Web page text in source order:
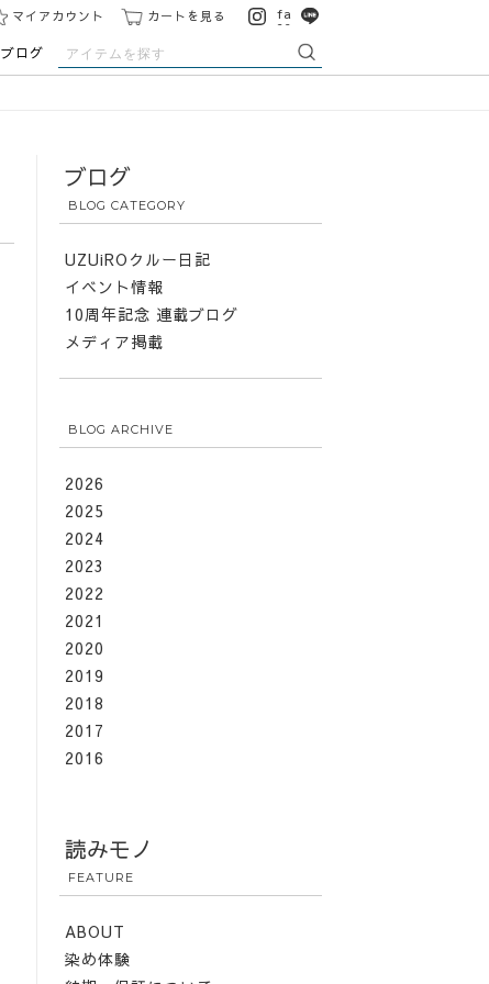
マイアカウント カートを見る
ブログ
ブログ
BLOG CATEGORY
UZUiROクルー日記
イベント情報
10周年記念 連載ブログ
メディア掲載
BLOG ARCHIVE
2026
2025
2024
2023
2022
2021
2020
2019
2018
2017
2016
読みモノ
FEATURE
ABOUT
染め体験